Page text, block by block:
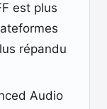
est plus
répandu
Audio